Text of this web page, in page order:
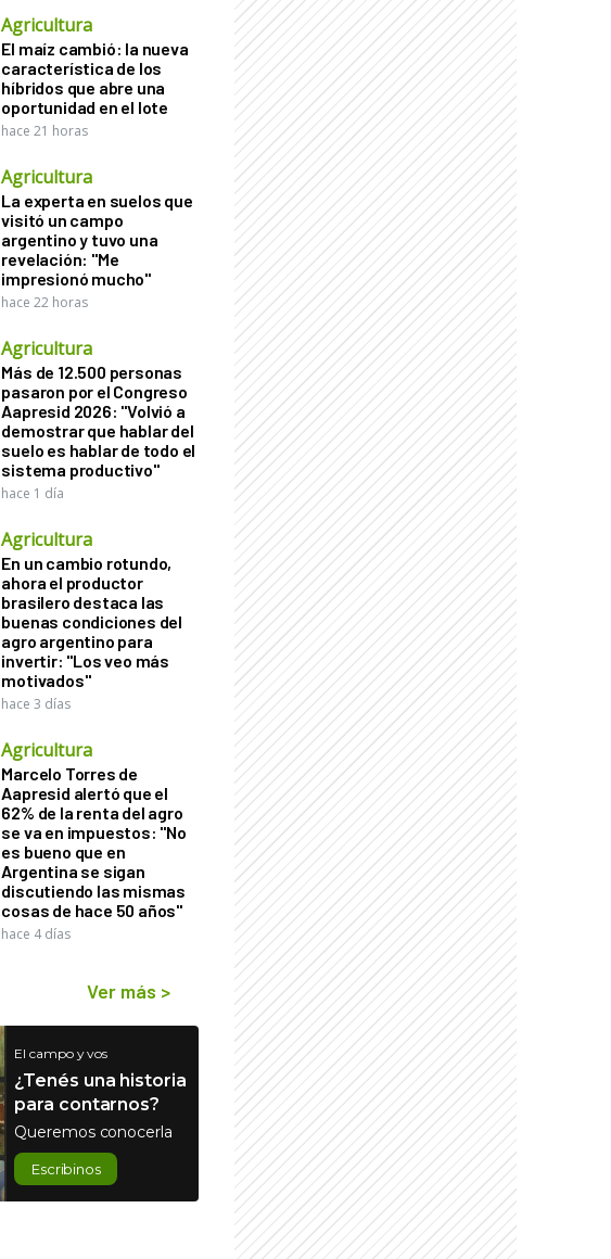
Agricultura
El maíz cambió: la nueva
característica de los
híbridos que abre una
oportunidad en el lote
hace 21 horas
Agricultura
La experta en suelos que
visitó un campo
argentino y tuvo una
revelación: "Me
impresionó mucho"
hace 22 horas
Agricultura
Más de 12.500 personas
pasaron por el Congreso
Aapresid 2026: "Volvió a
demostrar que hablar del
suelo es hablar de todo el
sistema productivo"
hace 1 día
Agricultura
En un cambio rotundo,
ahora el productor
brasilero destaca las
buenas condiciones del
agro argentino para
invertir: "Los veo más
motivados"
hace 3 días
Agricultura
Marcelo Torres de
Aapresid alertó que el
62% de la renta del agro
se va en impuestos: "No
es bueno que en
Argentina se sigan
discutiendo las mismas
cosas de hace 50 años"
hace 4 días
Ver más >
El campo y vos
¿Tenés una historia
para contarnos?
Queremos conocerla
Escribinos